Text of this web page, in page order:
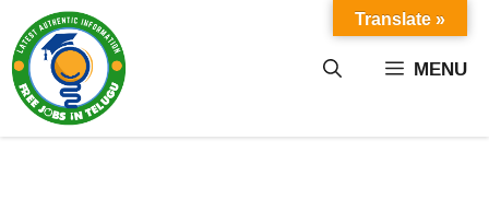
content MENU
Translate »